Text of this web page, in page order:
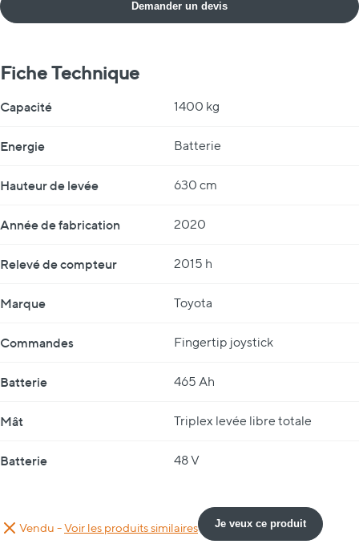
Demander un devis
Fiche Technique
Capacité 1400 kg
Energie Batterie
Hauteur de levée 630 cm
Année de fabrication 2020
Relevé de compteur 2015 h
Marque Toyota
Commandes Fingertip joystick
Batterie 465 Ah
Mât Triplex levée libre totale
Batterie 48 V
Vendu -Voir les produits similaires Je veux ce produit